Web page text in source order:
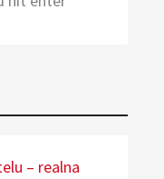
– realna